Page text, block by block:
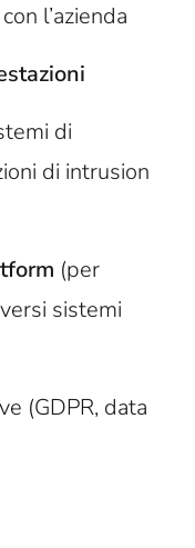
l’azienda
di
di intrusion
(per
sistemi
(GDPR, data